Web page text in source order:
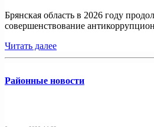
Брянская область в 2026 году
совершенствование
Читать далее
Районные новости